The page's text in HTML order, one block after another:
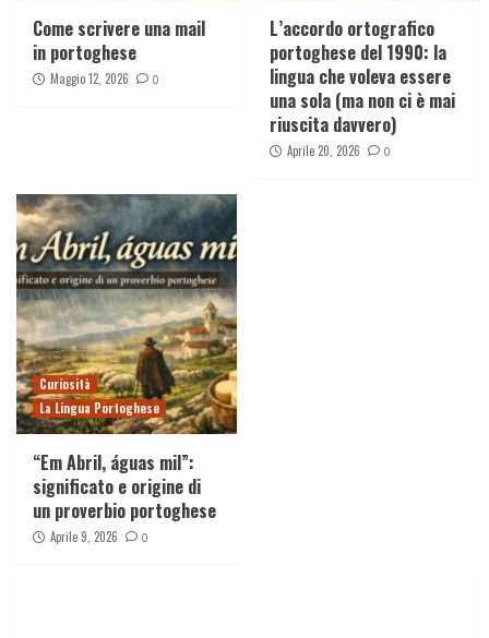
Come scrivere una mail
in portoghese
Maggio 12, 2026 0
L’accordo ortografico
portoghese del 1990: la
lingua che voleva essere
una sola (ma non ci è mai
riuscita davvero)
Aprile 20, 2026 0
Curiosità
La Lingua Portoghese
“Em Abril, águas mil”:
significato e origine di
un proverbio portoghese
Aprile 9, 2026 0